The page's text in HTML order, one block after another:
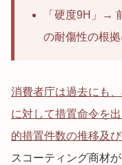
「硬度9H」→
の耐傷性の根
消費者庁は過去にも
に対して措置命令を
的措置件数の推移及
スコーティング商材